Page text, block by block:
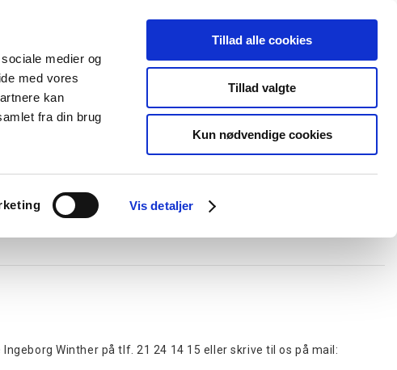
medier og
med vores
kan
fra din brug
Vis detaljer
Tillad alle cookies
Tillad valgte
Kun nødvendige cookies
+45 44 85 90 00
Ny kunde
Ledningskanaler Opmærkning Forgreningsmateriel
Winther på tlf. 21 24 14 15 eller skrive til os på mail: